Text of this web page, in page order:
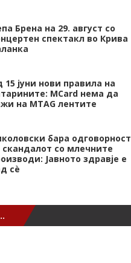
Брена на 29. август со
спектакл во Крива
15 јуни нови правила на
MCard нема да
на MTAG лентите
бара одговорност
скандалот со млечните
Јавното здравје е
сѐ